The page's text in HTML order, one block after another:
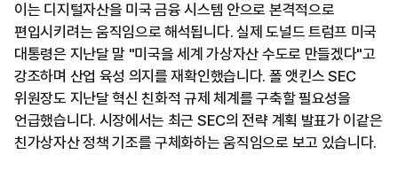
이는 디지털자산을 미국 금융 시스템 안으로 본격적으로
편입시키려는 움직임으로 해석됩니다. 실제 도널드 트럼프 미국
대통령은 지난달 말 "미국을 세계 가상자산 수도로 만들겠다"고
강조하며 산업 육성 의지를 재확인했습니다. 폴 앳킨스 SEC
위원장도 지난달 혁신 친화적 규제 체계를 구축할 필요성을
언급했습니다. 시장에서는 최근 SEC의 전략 계획 발표가 이같은
친가상자산 정책 기조를 구체화하는 움직임으로 보고 있습니다.